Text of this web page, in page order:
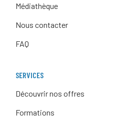
Médiathèque
Nous contacter
FAQ
SERVICES
Découvrir nos offres
Formations